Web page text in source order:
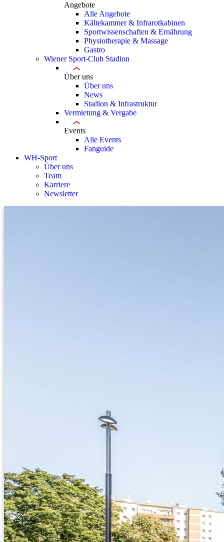
Angebote
Alle Angebote
Kältekammer & Infrarotkabinen
Sportwissenschaften & Ernährung
Physiotherapie & Massage
Gastro
Wiener Sport-Club Stadion
Über uns
Über uns
News
Stadion & Infrastruktur
Vermietung & Vergabe
Events
Alle Events
Fanguide
WH-Sport
Über uns
Team
Karriere
Newsletter